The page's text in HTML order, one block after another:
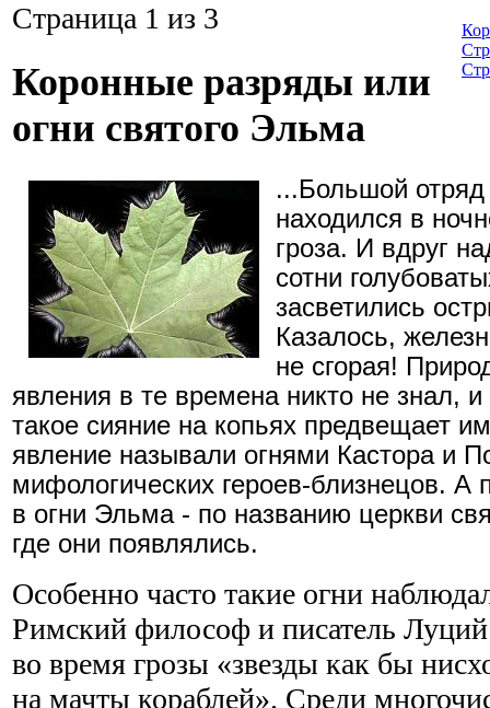
Страница 1 из 3
Коронные разряды или
огни святого Эльма
...Большой
находился в
гроза. И вдруг
сотни
засветились
Казалось,
не сгорая!
явления в те времена никто не знал,
такое сияние на копьях предвещает
явление называли огнями Кастора и
мифологических героев-близнецов. А
в огни Эльма - по названию церкви
где они появлялись.
Особенно часто такие огни
Римский философ и писатель
во время грозы «звезды как бы
на мачты кораблей». Среди